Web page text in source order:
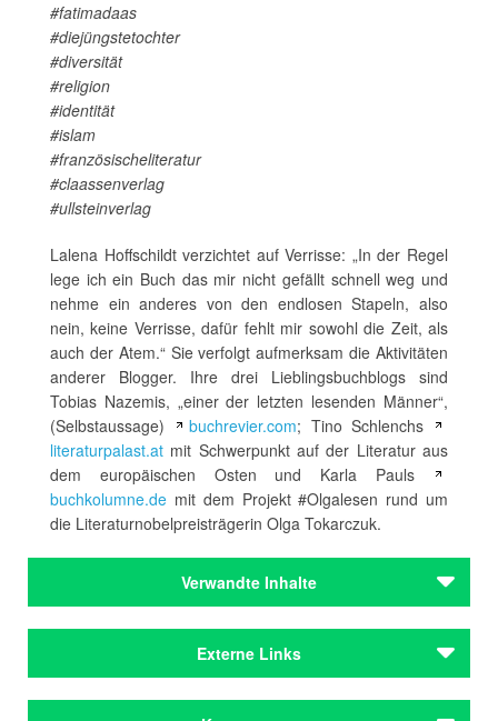
#fatimadaas
#diejüngstetochter
#diversität
#religion
#identität
#islam
#französischeliteratur
#claassenverlag
#ullsteinverlag
Lalena Hoffschildt verzichtet auf Verrisse: „In der Regel
lege ich ein Buch das mir nicht gefällt schnell weg und
nehme ein anderes von den endlosen Stapeln, also
nein, keine Verrisse, dafür fehlt mir sowohl die Zeit, als
auch der Atem.“ Sie verfolgt aufmerksam die Aktivitäten
anderer Blogger. Ihre drei Lieblingsbuchblogs sind
Tobias Nazemis, „einer der letzten lesenden Männer“,
(Selbstaussage)
buchrevier.com; Tino Schlenchs
literaturpalast.at mit Schwerpunkt auf der Literatur aus
dem europäischen Osten und Karla Pauls
buchkolumne.de mit dem Projekt #Olgalesen rund um
die Literaturnobelpreisträgerin Olga Tokarczuk.
Verwandte Inhalte
Bardola, Nicola
Autoren
Externe Links